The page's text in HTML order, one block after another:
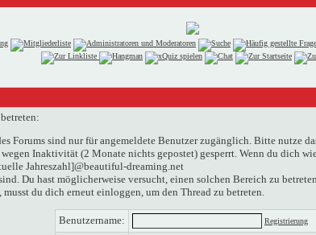
Forums sind nur für angemeldete Benutzer zugänglich. Bitte nutze
Inaktivität (2 Monate nichts gepostet) gesperrt. Wenn du dich
Jahreszahl]@beautiful-dreaming.net
Du hast möglicherweise versucht, einen solchen Bereich zu
du dich erneut einloggen, um den Thread zu betreten.
Benutzername: Registrierung